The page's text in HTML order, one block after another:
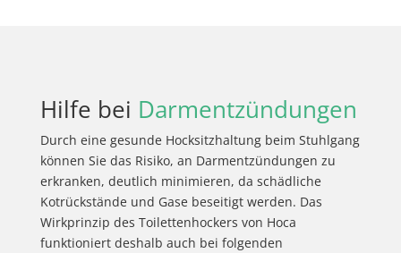
Hilfe bei Darmentzündungen
Durch eine gesunde Hocksitzhaltung beim Stuhlgang
können Sie das Risiko, an Darmentzündungen zu
erkranken, deutlich minimieren, da schädliche
Kotrückstände und Gase beseitigt werden. Das
Wirkprinzip des Toilettenhockers von Hoca
funktioniert deshalb auch bei folgenden